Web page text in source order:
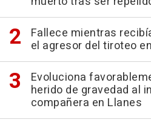
Fallece mientras
el agresor del tiroteo
Evoluciona
herido de gravedad al
compañera en Llanes